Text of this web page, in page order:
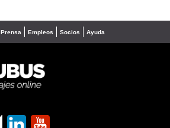
Prensa Empleos Socios Ayuda